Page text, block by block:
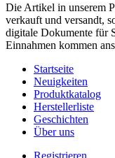
Die Artikel in unserem
verkauft und versandt,
digitale Dokumente für
Einnahmen kommen
Startseite
Neuigkeiten
Produktkatalog
Herstellerliste
Geschichten
Über uns
Registrieren